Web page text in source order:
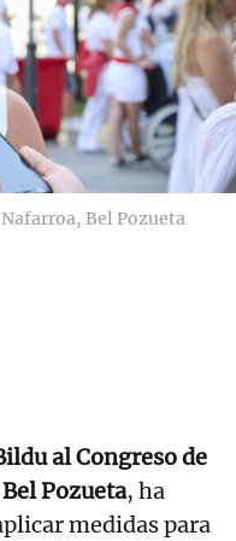
Bel Pozueta
al Congreso de
Pozueta, ha
medidas para